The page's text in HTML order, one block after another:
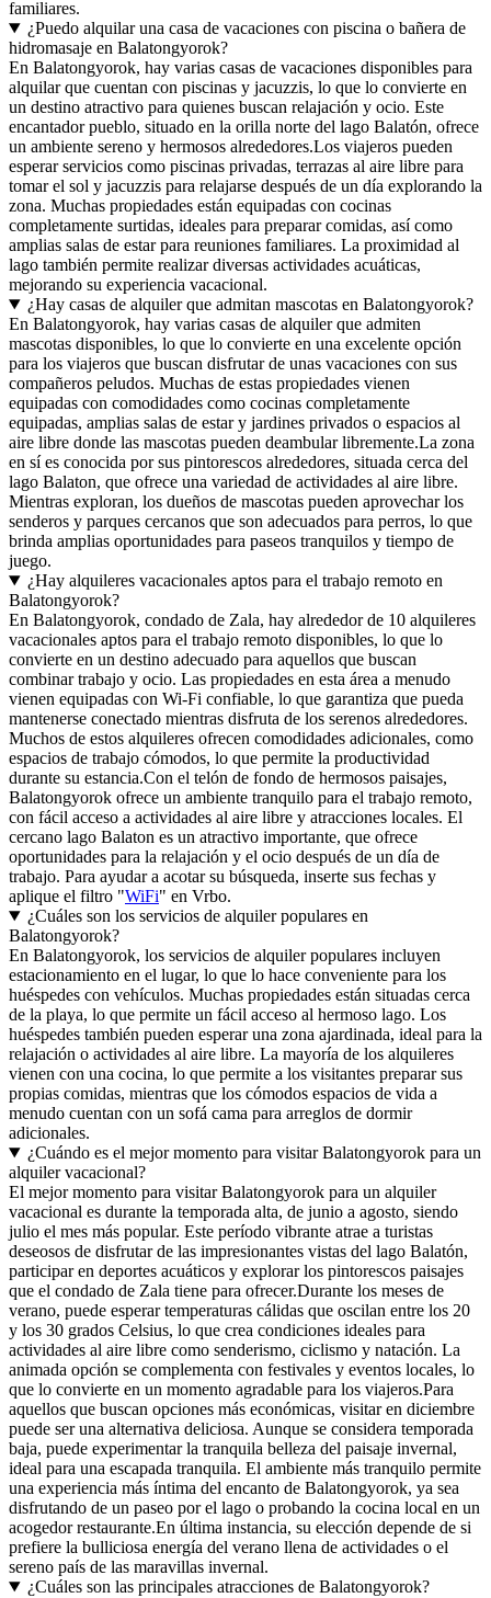
familiares.
¿Puedo alquilar una casa de vacaciones con piscina o bañera de
hidromasaje en Balatongyorok?
En Balatongyorok, hay varias casas de vacaciones disponibles para
alquilar que cuentan con piscinas y jacuzzis, lo que lo convierte en
un destino atractivo para quienes buscan relajación y ocio. Este
encantador pueblo, situado en la orilla norte del lago Balatón, ofrece
un ambiente sereno y hermosos alrededores.Los viajeros pueden
esperar servicios como piscinas privadas, terrazas al aire libre para
tomar el sol y jacuzzis para relajarse después de un día explorando la
zona. Muchas propiedades están equipadas con cocinas
completamente surtidas, ideales para preparar comidas, así como
amplias salas de estar para reuniones familiares. La proximidad al
lago también permite realizar diversas actividades acuáticas,
mejorando su experiencia vacacional.
¿Hay casas de alquiler que admitan mascotas en Balatongyorok?
En Balatongyorok, hay varias casas de alquiler que admiten
mascotas disponibles, lo que lo convierte en una excelente opción
para los viajeros que buscan disfrutar de unas vacaciones con sus
compañeros peludos. Muchas de estas propiedades vienen
equipadas con comodidades como cocinas completamente
equipadas, amplias salas de estar y jardines privados o espacios al
aire libre donde las mascotas pueden deambular libremente.La zona
en sí es conocida por sus pintorescos alrededores, situada cerca del
lago Balaton, que ofrece una variedad de actividades al aire libre.
Mientras exploran, los dueños de mascotas pueden aprovechar los
senderos y parques cercanos que son adecuados para perros, lo que
brinda amplias oportunidades para paseos tranquilos y tiempo de
juego.
¿Hay alquileres vacacionales aptos para el trabajo remoto en
Balatongyorok?
En Balatongyorok, condado de Zala, hay alrededor de 10 alquileres
vacacionales aptos para el trabajo remoto disponibles, lo que lo
convierte en un destino adecuado para aquellos que buscan
combinar trabajo y ocio. Las propiedades en esta área a menudo
vienen equipadas con Wi-Fi confiable, lo que garantiza que pueda
mantenerse conectado mientras disfruta de los serenos alrededores.
Muchos de estos alquileres ofrecen comodidades adicionales, como
espacios de trabajo cómodos, lo que permite la productividad
durante su estancia.Con el telón de fondo de hermosos paisajes,
Balatongyorok ofrece un ambiente tranquilo para el trabajo remoto,
con fácil acceso a actividades al aire libre y atracciones locales. El
cercano lago Balaton es un atractivo importante, que ofrece
oportunidades para la relajación y el ocio después de un día de
trabajo. Para ayudar a acotar su búsqueda, inserte sus fechas y
aplique el filtro "WiFi" en Vrbo.
¿Cuáles son los servicios de alquiler populares en
Balatongyorok?
En Balatongyorok, los servicios de alquiler populares incluyen
estacionamiento en el lugar, lo que lo hace conveniente para los
huéspedes con vehículos. Muchas propiedades están situadas cerca
de la playa, lo que permite un fácil acceso al hermoso lago. Los
huéspedes también pueden esperar una zona ajardinada, ideal para la
relajación o actividades al aire libre. La mayoría de los alquileres
vienen con una cocina, lo que permite a los visitantes preparar sus
propias comidas, mientras que los cómodos espacios de vida a
menudo cuentan con un sofá cama para arreglos de dormir
adicionales.
¿Cuándo es el mejor momento para visitar Balatongyorok para un
alquiler vacacional?
El mejor momento para visitar Balatongyorok para un alquiler
vacacional es durante la temporada alta, de junio a agosto, siendo
julio el mes más popular. Este período vibrante atrae a turistas
deseosos de disfrutar de las impresionantes vistas del lago Balatón,
participar en deportes acuáticos y explorar los pintorescos paisajes
que el condado de Zala tiene para ofrecer.Durante los meses de
verano, puede esperar temperaturas cálidas que oscilan entre los 20
y los 30 grados Celsius, lo que crea condiciones ideales para
actividades al aire libre como senderismo, ciclismo y natación. La
animada opción se complementa con festivales y eventos locales, lo
que lo convierte en un momento agradable para los viajeros.Para
aquellos que buscan opciones más económicas, visitar en diciembre
puede ser una alternativa deliciosa. Aunque se considera temporada
baja, puede experimentar la tranquila belleza del paisaje invernal,
ideal para una escapada tranquila. El ambiente más tranquilo permite
una experiencia más íntima del encanto de Balatongyorok, ya sea
disfrutando de un paseo por el lago o probando la cocina local en un
acogedor restaurante.En última instancia, su elección depende de si
prefiere la bulliciosa energía del verano llena de actividades o el
sereno país de las maravillas invernal.
¿Cuáles son las principales atracciones de Balatongyorok?